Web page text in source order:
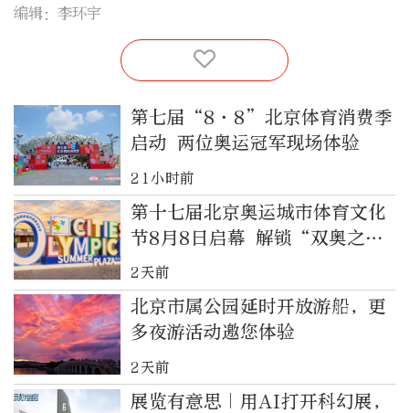
编辑：李环宇
第七届“8·8”北京体育消费季
启动 两位奥运冠军现场体验
21小时前
第十七届北京奥运城市体育文化
节8月8日启幕 解锁“双奥之
城”全新体验
2天前
北京市属公园延时开放游船，更
多夜游活动邀您体验
2天前
展览有意思｜用AI打开科幻展，